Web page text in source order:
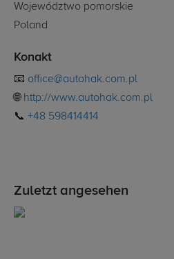
Województwo pomorskie
Poland
Konakt
📧 office@autohak.com.pl
🌐 http://www.autohak.com.pl
📞 +48 598414414
Zuletzt angesehen